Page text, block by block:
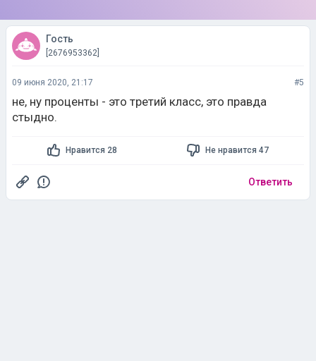
Гость
[2676953362]
09 июня 2020, 21:17 #5
не, ну проценты - это третий класс, это правда
стыдно.
Нравится 28 Не нравится 47
Ответить